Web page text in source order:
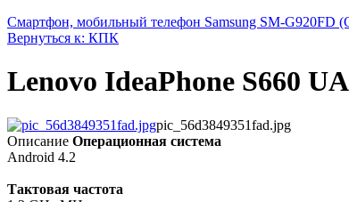
Смартфон, мобильный телефон Samsung SM-G920FD
Вернуться к: КПК
Lenovo IdeaPhone S660
pic_56d3849351fad.jpg
Описание Операционная система
Android 4.2
Тактовая частота